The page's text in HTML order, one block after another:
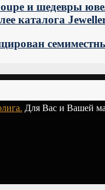
и шедевры
каталога
Для Вас и Вашей